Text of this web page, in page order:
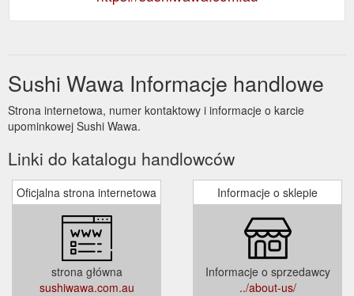
Sushi Wawa Informacje handlowe
Strona internetowa, numer kontaktowy i informacje o karcie
upominkowej Sushi Wawa.
Linki do katalogu handlowców
Oficjalna strona internetowa
strona główna
sushiwawa.com.au
Informacje o sklepie
Informacje o sprzedawcy
../about-us/